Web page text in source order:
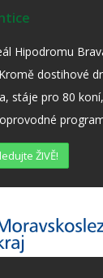
Hipodromu
dostihové
stáje pro 80
ŽIVĚ!